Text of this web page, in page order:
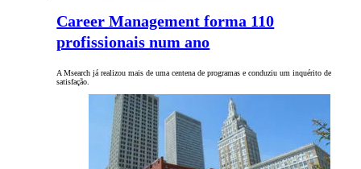
Career Management forma 110
profissionais num ano
A Msearch já realizou mais de uma centena de programas e conduziu um inquérito de
satisfação.